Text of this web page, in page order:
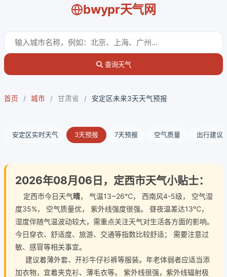
bwypr天气网
查询天气
首页 / 城市 / 甘肃省 / 安定区未来3天天气预报
安定区实时天气 3天预报 7天预报 空气质量 出行建议
2026年08月06日，定西市天气小贴士：
定西市今日天气晴， 气温13~26℃， 西南风4-5级， 空气湿
度35%， 空气质量优， 紫外线强度很强。 昼夜温差达13℃，
湿度伴随气温波动较大，需重点关注天气对生活各方面的影响。
今日穿衣、舒适度、旅游、交通等指数比较舒适； 需要注意过
敏、感冒等相关事宜。
建议着薄外套、开衫牛仔衫裤等服装。年老体弱者应适当添
加衣物，宜着夹克衫、薄毛衣等。 紫外线很强，紫外线辐射极